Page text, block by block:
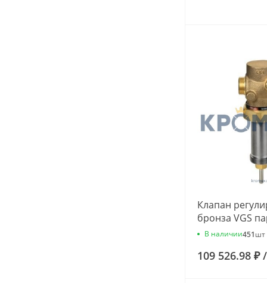
Клапан
бронза VGS
ВР G1"
В наличии451шт
109 526.98 ₽/